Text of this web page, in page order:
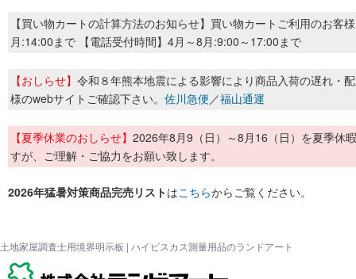
【買い物カートの計算方法のお知らせ】買い物カートご利用のお客
月:14:00まで 【電話受付時間】4月～8月:9:00～17:00まで
【おしらせ】 令和８年熊本地震による影響により商品入荷の遅れ・
様のwebサイトご確認下さい。 佐川急便／福山通運
【夏季休業のおしらせ】 2026年8月9（日）～8月16（日）を夏季休
すが、ご理解・ご協力をお願い致します。
2026年猛暑対策商品完売リストはこちらからご覧ください。
土地家屋調査士用境界明示板 | ハイビスカス測量用品のランドアート